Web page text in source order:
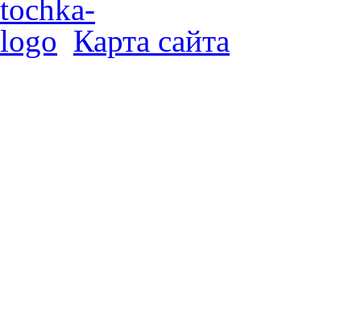
Карта сайта